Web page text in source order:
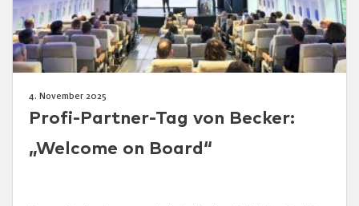
4. November 2025
Profi-Partner-Tag von Becker:
„Welcome on Board“